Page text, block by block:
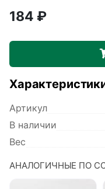
184 ₽
Артикул
В наличии
Вес
АНАЛОГИЧНЫЕ ПО